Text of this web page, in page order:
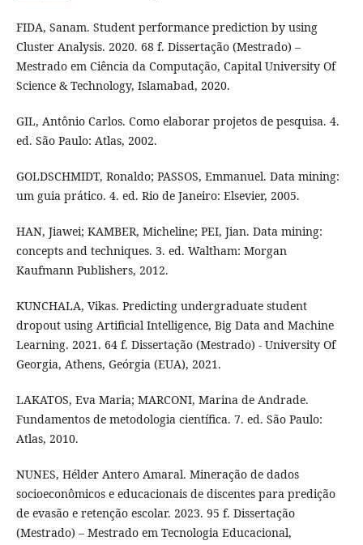
FIDA, Sanam. Student performance prediction by using
Cluster Analysis. 2020. 68 f. Dissertação (Mestrado) –
Mestrado em Ciência da Computação, Capital University Of
Science & Technology, Islamabad, 2020.
GIL, Antônio Carlos. Como elaborar projetos de pesquisa. 4.
ed. São Paulo: Atlas, 2002.
GOLDSCHMIDT, Ronaldo; PASSOS, Emmanuel. Data mining:
um guia prático. 4. ed. Rio de Janeiro: Elsevier, 2005.
HAN, Jiawei; KAMBER, Micheline; PEI, Jian. Data mining:
concepts and techniques. 3. ed. Waltham: Morgan
Kaufmann Publishers, 2012.
KUNCHALA, Vikas. Predicting undergraduate student
dropout using Artificial Intelligence, Big Data and Machine
Learning. 2021. 64 f. Dissertação (Mestrado) - University Of
Georgia, Athens, Geórgia (EUA), 2021.
LAKATOS, Eva Maria; MARCONI, Marina de Andrade.
Fundamentos de metodologia científica. 7. ed. São Paulo:
Atlas, 2010.
NUNES, Hélder Antero Amaral. Mineração de dados
socioeconômicos e educacionais de discentes para predição
de evasão e retenção escolar. 2023. 95 f. Dissertação
(Mestrado) – Mestrado em Tecnologia Educacional,